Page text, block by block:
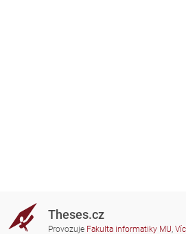
Theses.cz
Provozuje Fakulta informatiky MU,